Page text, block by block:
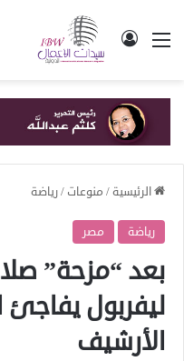
القائمة تسجيل الدخول
الرئيسية/ منوعات /رياضة
رياضة مصر
بعد “مزحة”
ليفربول
الأرشيف